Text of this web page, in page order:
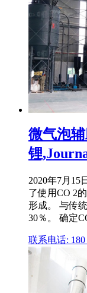
微气泡
锂
2020年7月15
了使用CO 2
形成。 与传
30％。 确定
联系电话: 180